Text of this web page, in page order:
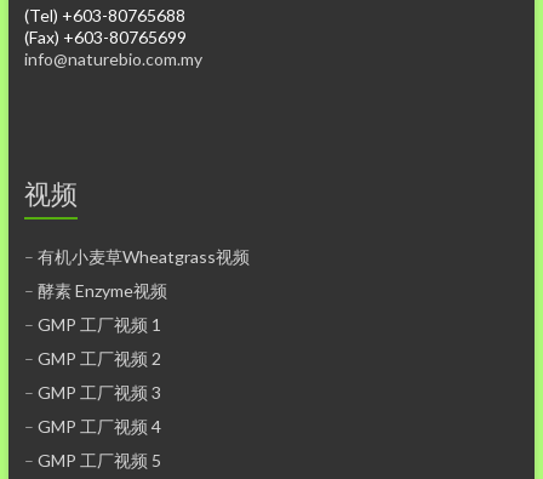
(Tel) +603-80765688
(Fax) +603-80765699
info@naturebio.com.my
视频
– 有机小麦草Wheatgrass视频
– 酵素 Enzyme视频
– GMP 工厂视频 1
– GMP 工厂视频 2
– GMP 工厂视频 3
– GMP 工厂视频 4
– GMP 工厂视频 5